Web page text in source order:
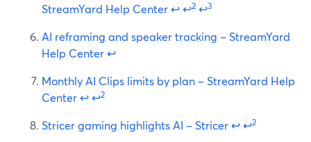
StreamYard Help Center↩↩2 ↩3
AI reframing and speaker tracking – StreamYard
Help Center↩
Monthly AI Clips limits by plan – StreamYard Help
Center↩↩2
Stricer gaming highlights AI – Stricer↩↩2